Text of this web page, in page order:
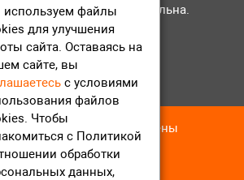
на tvr24.tv обязательна.
04-95
ТВР24 Все права защищены
файлы
для улучшения
сайта. Оставаясь на
сайте, вы
с условиями
файлов
Чтобы
с Политикой
обработки
данных,